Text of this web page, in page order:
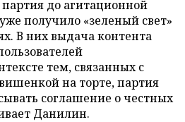
до агитационной
получило «зеленый свет»
В них выдача контента
тем, связанных с
на торте, партия
соглашение о честных
Данилин.